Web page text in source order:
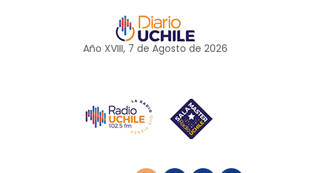
Año XVIII, 7 de Agosto de 2026